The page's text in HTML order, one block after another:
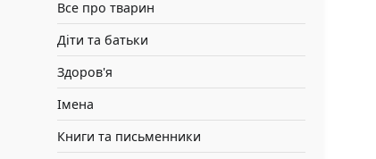
Все про тварин
Діти та батьки
Здоров'я
Імена
Книги та письменники